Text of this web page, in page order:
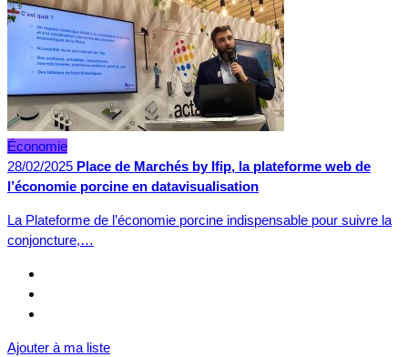
Économie
28/02/2025 Place de Marchés by Ifip, la plateforme web de
l’économie porcine en datavisualisation
La Plateforme de l’économie porcine indispensable pour suivre la
conjoncture,…
Ajouter à ma liste